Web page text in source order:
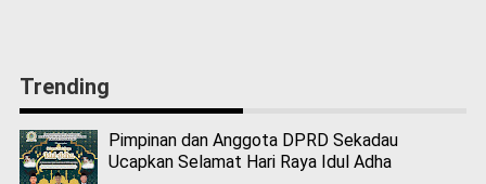
Trending
Pimpinan dan Anggota DPRD Sekadau
Ucapkan Selamat Hari Raya Idul Adha